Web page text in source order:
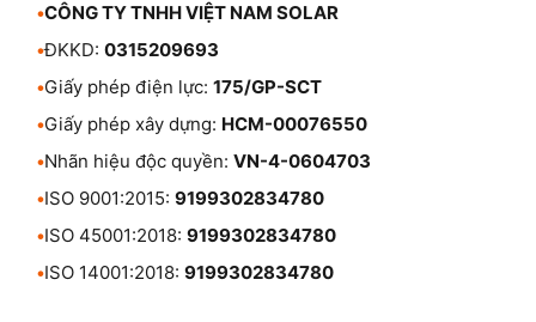
•CÔNG TY TNHH VIỆT NAM SOLAR
•ĐKKD: 0315209693
•Giấy phép điện lực: 175/GP-SCT
•Giấy phép xây dựng: HCM-00076550
•Nhãn hiệu độc quyền: VN-4-0604703
•ISO 9001:2015: 9199302834780
•ISO 45001:2018: 9199302834780
•ISO 14001:2018: 9199302834780